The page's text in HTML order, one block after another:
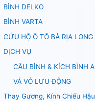
BÌNH DELKO
BÌNH VARTA
CỨU HỘ Ô TÔ BÀ RỊA
DỊCH VỤ
CÂU BÌNH & KÍCH BÌNH
VÁ VỎ LƯU ĐỘNG
Thay Gương, Kính Chiếu